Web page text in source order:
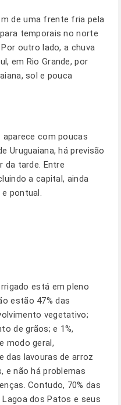
de uma frente fria pela
temporais no norte
outro lado, a chuva
em Rio Grande, por
sol e pouca
com poucas
Uruguaiana, há previsão
da tarde. Entre
a capital, ainda
pontual.
está em pleno
estão 47% das
vegetativo;
de grãos; e 1%,
modo geral,
das lavouras de arroz
e não há problemas
Contudo, 70% das
dos Patos e seus